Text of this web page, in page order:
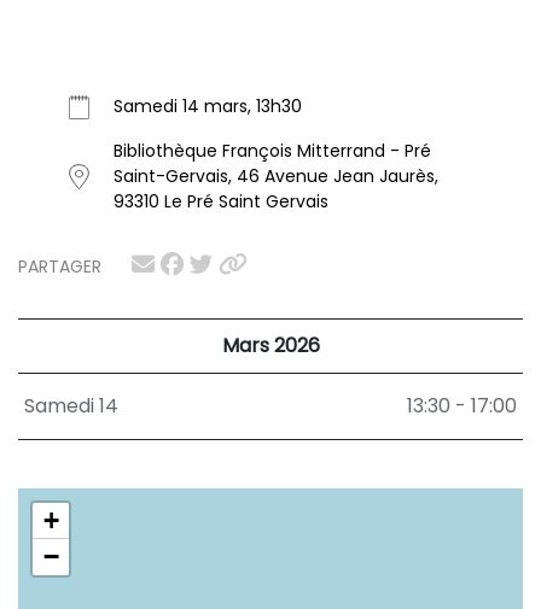
PARTAGER
Mars 2026
Samedi 14 13:30 - 17:00
+
−
Samedi 14 mars, 13h30
Bibliothèque François Mitterrand - Pré
Saint-Gervais, 46 Avenue Jean Jaurès,
93310 Le Pré Saint Gervais